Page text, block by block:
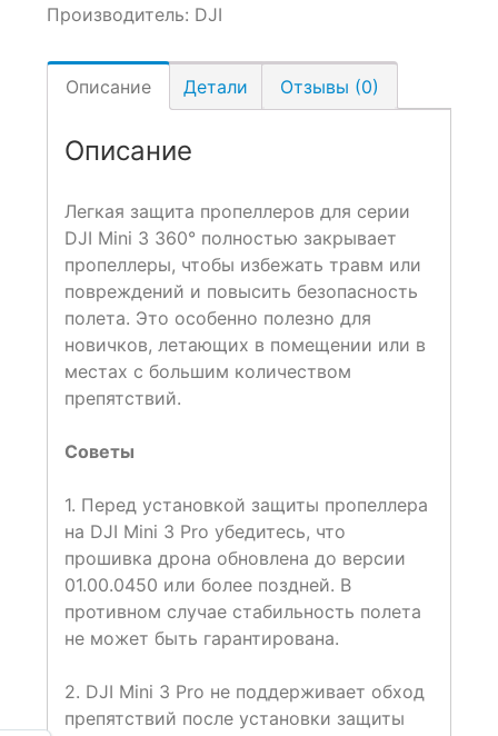
Производитель: DJI
Описание Детали Отзывы (0)
Описание
Легкая защита пропеллеров для серии
DJI Mini 3 360° полностью закрывает
пропеллеры, чтобы избежать травм или
повреждений и повысить безопасность
полета. Это особенно полезно для
новичков, летающих в помещении или в
местах с большим количеством
препятствий.
Советы
1. Перед установкой защиты пропеллера
на DJI Mini 3 Pro убедитесь, что
прошивка дрона обновлена до версии
01.00.0450 или более поздней. В
противном случае стабильность полета
не может быть гарантирована.
2. DJI Mini 3 Pro не поддерживает обход
препятствий после установки защиты